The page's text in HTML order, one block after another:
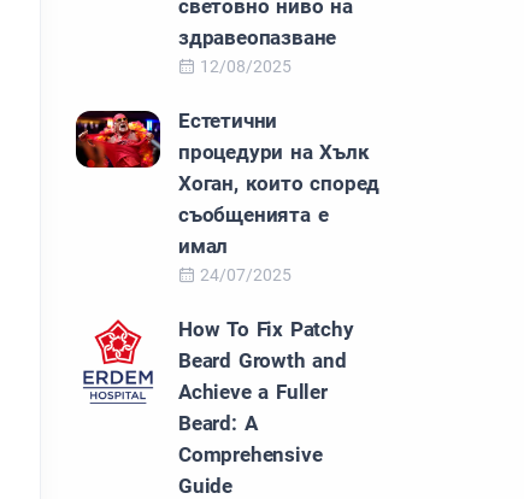
световно ниво на
здравеопазване
12/08/2025
Естетични
процедури на Хълк
Хоган, които според
съобщенията е
имал
24/07/2025
How To Fix Patchy
Beard Growth and
Achieve a Fuller
Beard: A
Comprehensive
Guide